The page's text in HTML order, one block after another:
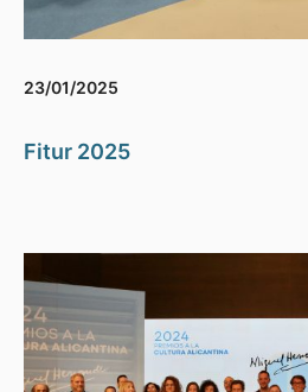
23/01/2025
Fitur 2025